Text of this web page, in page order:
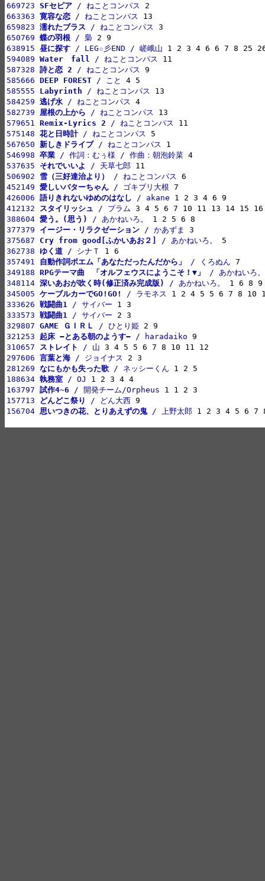
669723 SFセピア / ねことコンパス
663363 寛容な恋 / ねことコンパス
659823 濡れたブラス / ねことコンパス
650769 蝶の羽根 / 梟
638915 昼に探す / LEG☆彡END / 嵯峨山
594089 Water　fall / ねことコンパス
587328 詩と恋 2 / ねことコンパス
585666 DEEP FOREST / こと
585555 Labyrinth / ねことコンパス
584259 逃げ水 / ねことコンパス
582739 屋根の上から / ねことコンパス
579651 Remix-Lyrics 2 / ねことコンパス
575148 花と日時計 / ねことコンパス
567650 新しきドライブ / ねことコンパス
546998 卒業 / 作詞：むぅ様 / 作曲：朝泡鈴菜
537635 それでいいよ / 天草七郎
506902 雪（三好達治より） / ねことコンパス
452149 愛しいバターちゃん / ゴキブリ大根
426006 語りきれないゆめのはなし / akane
412132
スタイリッシュ
/ プラム
388604 愛う。(思う) / あかねいろ。
377379 イージー・リラクゼーション / かあずま
375687 Cry from good[ふかいあお２] / あかねいろ。
362738 ゆく道 / シナＴ
357491 自動作詞ポエム「あなただったんだから」 / くろぬん
349188 RPGテーマ曲　「オルフェウスにようこそ！▼」
/ あかねいろ。
348114 深いあおが吹く時(修正済み完成版)
/ あかねいろ。
345005 ケーブルカーでGO!GO!
/ ラモネス
333626 戦闘曲1 / サイバー
333573 戦闘曲1 / サイバー
329807 GAME ＧＩＲＬ / ひとり姫
321253 起床 −とある朝のようす− / haradaiko
310657
ストレイト / 山
297606 言葉と海 / ジョイナス
281269 なにもかも失った歌 / ネッシーくん
188634 執務室 / OJ
163797 試作4~6 / 開発チーム/Orpheus
157713
どんどこ祭り / どん大西
156704 思いつきの花、とりあえずの鬼 / 上野太郎 1 2 3 4 5 6 7